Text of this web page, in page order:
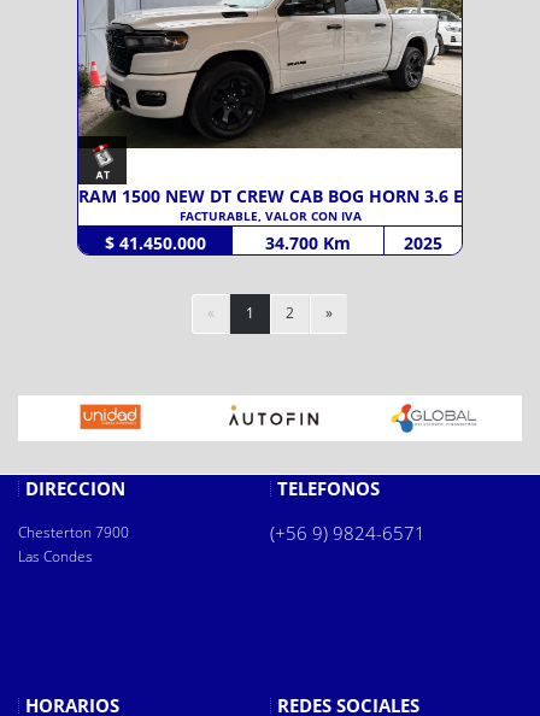
RAM 1500 NEW DT CREW CAB BOG HORN 3.6 E- T
FACTURABLE, VALOR CON IVA
$ 41.450.000 34.700 Km 2025
« 1 2 »
DIRECCIÓN
Chesterton 7900
Las Condes
TELÉFONOS
(+56 9) 9824-6571
HORARIOS REDES SOCIALES